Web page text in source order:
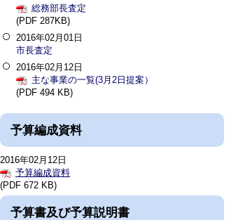
総務部長査定
(PDF 287KB)
2016年02月01日
市長査定
2016年02月12日
主な事業の一覧(3月2日提案）
(PDF 494 KB)
予算編成資料
2016年02月12日
予算編成資料
(PDF 672 KB)
予算書及び予算説明書